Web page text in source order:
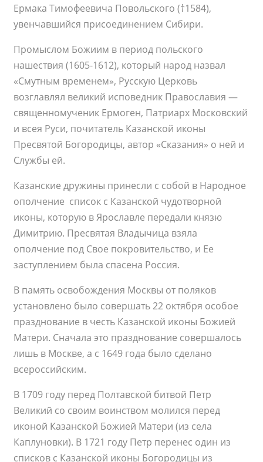
Ермака Тимофеевича Повольского (†1584),
увенчавшийся присоединением Сибири.
Промыслом Божиим в период польского
нашествия (1605-1612), который народ назвал
«Смутным временем», Русскую Церковь
возглавлял великий исповедник Православия —
священномученик Ермоген, Патриарх Московский
и всея Руси, почитатель Казанской иконы
Пресвятой Богородицы, автор «Сказания» о ней и
Службы ей.
Казанские дружины принесли с собой в Народное
ополчение список с Казанской чудотворной
иконы, которую в Ярославле передали князю
Димитрию. Пресвятая Владычица взяла
ополчение под Свое покровительство, и Ее
заступлением была спасена Россия.
В память освобождения Москвы от поляков
установлено было совершать 22 октября особое
празднование в честь Казанской иконы Божией
Матери. Сначала это празднование совершалось
лишь в Москве, а с 1649 года было сделано
всероссийским.
В 1709 году перед Полтавской битвой Петр
Великий со своим воинством молился перед
иконой Казанской Божией Матери (из села
Каплуновки). В 1721 году Петр перенес один из
списков с Казанской иконы Богородицы из